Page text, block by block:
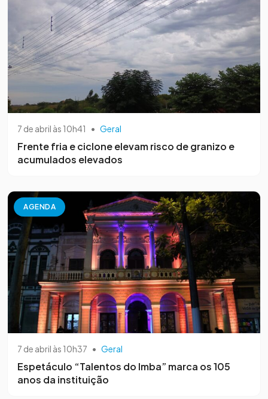
7 de abril às 10h41 • Geral
Frente fria e ciclone elevam risco de granizo e
acumulados elevados
AGENDA
7 de abril às 10h37 • Geral
Espetáculo “Talentos do Imba” marca os 105
anos da instituição